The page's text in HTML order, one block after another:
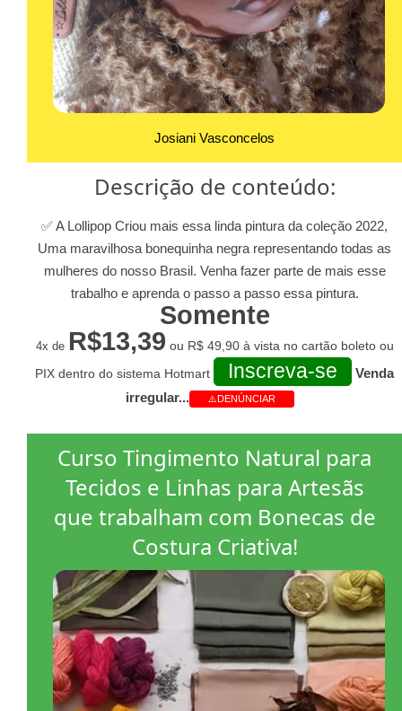
Josiani Vasconcelos
Descrição de conteúdo:
✅ A Lollipop Criou mais essa linda pintura da coleção 2022,
Uma maravilhosa bonequinha negra representando todas as
mulheres do nosso Brasil. Venha fazer parte de mais esse
trabalho e aprenda o passo a passo essa pintura.
Somente
4x de R$13,39 ou R$ 49,90 à vista no cartão boleto ou
PIX dentro do sistema Hotmart Inscreva-se
Venda
irregular...
⚠️DENÚNCIAR
Curso Tingimento Natural para
Tecidos e Linhas para Artesãs
que trabalham com Bonecas de
Costura Criativa!